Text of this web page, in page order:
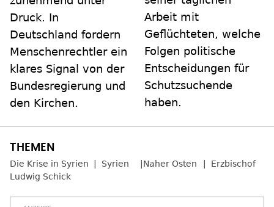
Druck. In
Deutschland fordern
Menschenrechtler ein
klares Signal von der
Bundesregierung und
den Kirchen.
Arbeit mit
Geflüchteten, welche
Folgen politische
Entscheidungen für
Schutzsuchende
haben.
Die Krise in Syrien Syrien Naher Osten
Erzbischof
Ludwig Schick